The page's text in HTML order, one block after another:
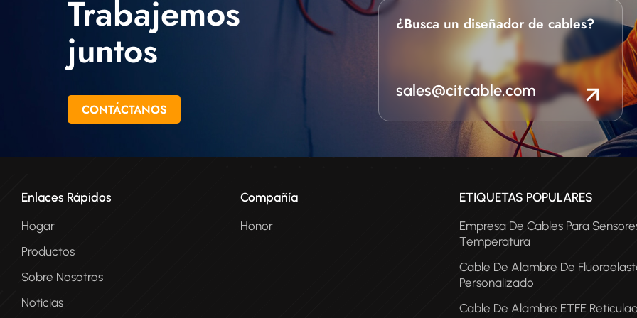
encantados de analizar los requisitos
de su aplicación de cable para
bobinado de motor o bomba y cómo
podemos ayudarle a satisfacerlos.
moldeados con
contáctenos para solicitar
y obtener más
hidrostática > 100
protección IP68, resistente
de agua o según las
de su cable.La resistencia a
cumple con las
de flexión: cumple con
las especificacionesEl
especificaciones. Operación
FKM
Trabajemos
juntos
CONTÁCTANOS
¿Busca un diseñador de cables?
sales@citcable.com
Enlaces Rápidos
Hogar
Productos
Sobre Nosotros
Noticias
Compañía
Honor
ETIQUETAS POPULARES
Empresa De Cables Para
Temperatura
Cable De Alambre De
Personalizado
Cable De Alambre ETFE